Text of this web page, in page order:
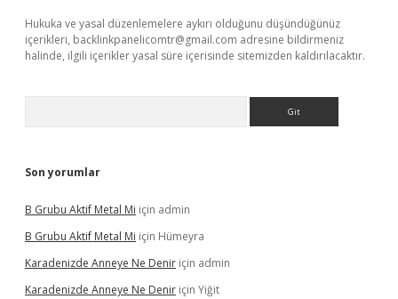
Hukuka ve yasal düzenlemelere aykırı olduğunu düşündüğünüz
içerikleri, backlinkpanelicomtr@gmail.com adresine bildirmeniz
halinde, ilgili içerikler yasal süre içerisinde sitemizden kaldırılacaktır.
Son yorumlar
B Grubu Aktif Metal Mi için admin
B Grubu Aktif Metal Mi için Hümeyra
Karadenizde Anneye Ne Denir için admin
Karadenizde Anneye Ne Denir için Yiğit